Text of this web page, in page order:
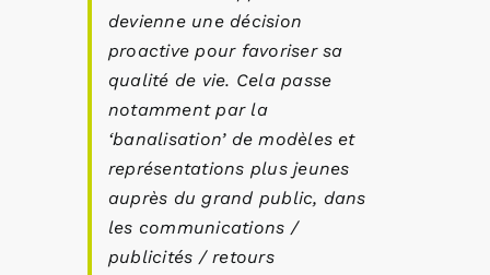
devienne une décision
proactive pour favoriser sa
qualité de vie. Cela passe
notamment par la
‘banalisation’ de modèles et
représentations plus jeunes
auprès du grand public, dans
les communications /
publicités / retours